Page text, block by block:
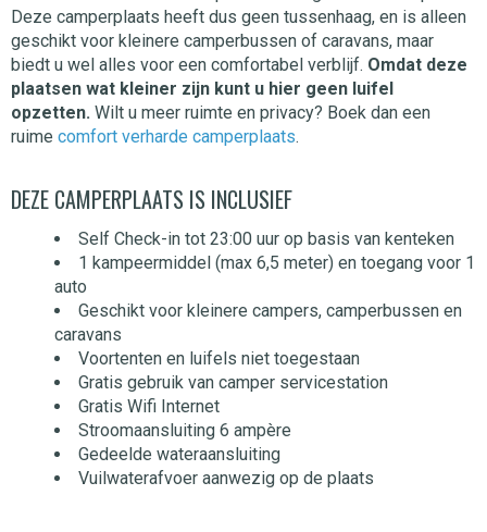
Deze camperplaats heeft dus geen tussenhaag, en is alleen
geschikt voor kleinere camperbussen of caravans, maar
biedt u wel alles voor een comfortabel verblijf. Omdat deze
plaatsen wat kleiner zijn kunt u hier geen luifel
opzetten. Wilt u meer ruimte en privacy? Boek dan een
ruime comfort verharde camperplaats.
DEZE CAMPERPLAATS IS INCLUSIEF
Self Check-in tot 23:00 uur op basis van kenteken
1 kampeermiddel (max 6,5 meter) en toegang voor 1
auto
Geschikt voor kleinere campers, camperbussen en
caravans
Voortenten en luifels niet toegestaan
Gratis gebruik van camper servicestation
Gratis Wifi Internet
Stroomaansluiting 6 ampère
Gedeelde wateraansluiting
Vuilwaterafvoer aanwezig op de plaats